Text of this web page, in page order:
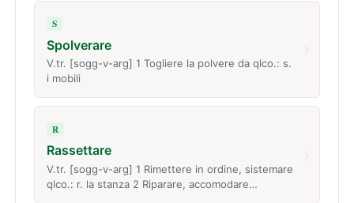
S
Spolverare
V.tr. [sogg-v-arg] 1 Togliere la polvere da qlco.: s.
i mobili
R
Rassettare
V.tr. [sogg-v-arg] 1 Rimettere in ordine, sistemare
qlco.: r. la stanza 2 Riparare, accomodare…